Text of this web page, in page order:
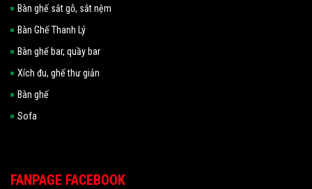
Bàn ghế sắt gỗ, sắt nệm
Bàn Ghế Thanh Lý
Bàn ghế bar, quầy bar
Xích đu, ghế thư giản
Bàn ghế
Sofa
FANPAGE FACEBOOK